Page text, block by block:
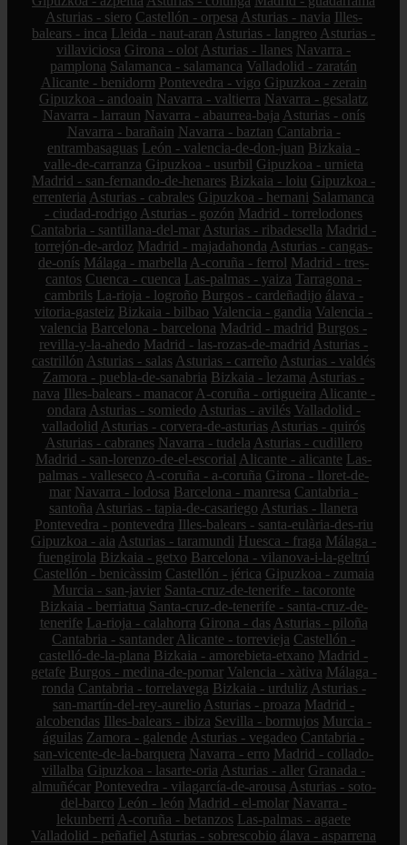
Asturias - siero Castellón - orpesa Asturias - navia Illes-
balears - inca Lleida - naut-aran Asturias - langreo Asturias -
villaviciosa Girona - olot Asturias - llanes Navarra -
pamplona Salamanca - salamanca Valladolid - zaratán
Alicante - benidorm Pontevedra - vigo Gipuzkoa - zerain
Gipuzkoa - andoain Navarra - valtierra Navarra - gesalatz
Navarra - larraun Navarra - abaurrea-baja Asturias - onís
Navarra - barañain Navarra - baztan Cantabria -
entrambasaguas León - valencia-de-don-juan Bizkaia -
valle-de-carranza Gipuzkoa - usurbil Gipuzkoa - urnieta
Madrid - san-fernando-de-henares Bizkaia - loiu Gipuzkoa -
errenteria Asturias - cabrales Gipuzkoa - hernani Salamanca
- ciudad-rodrigo Asturias - gozón Madrid - torrelodones
Cantabria - santillana-del-mar Asturias - ribadesella Madrid -
torrejón-de-ardoz Madrid - majadahonda Asturias - cangas-
de-onís Málaga - marbella A-coruña - ferrol Madrid - tres-
cantos Cuenca - cuenca Las-palmas - yaiza Tarragona -
cambrils La-rioja - logroño Burgos - cardeñadijo álava -
vitoria-gasteiz Bizkaia - bilbao Valencia - gandia Valencia -
valencia Barcelona - barcelona Madrid - madrid Burgos -
revilla-y-la-ahedo Madrid - las-rozas-de-madrid Asturias -
castrillón Asturias - salas Asturias - carreño Asturias - valdés
Zamora - puebla-de-sanabria Bizkaia - lezama Asturias -
nava Illes-balears - manacor A-coruña - ortigueira Alicante -
ondara Asturias - somiedo Asturias - avilés Valladolid -
valladolid Asturias - corvera-de-asturias Asturias - quirós
Asturias - cabranes Navarra - tudela Asturias - cudillero
Madrid - san-lorenzo-de-el-escorial Alicante - alicante Las-
palmas - valleseco A-coruña - a-coruña Girona - lloret-de-
mar Navarra - lodosa Barcelona - manresa Cantabria -
santoña Asturias - tapia-de-casariego Asturias - llanera
Pontevedra - pontevedra Illes-balears - santa-eulària-des-riu
Gipuzkoa - aia Asturias - taramundi Huesca - fraga Málaga -
fuengirola Bizkaia - getxo Barcelona - vilanova-i-la-geltrú
Castellón - benicàssim Castellón - jérica Gipuzkoa - zumaia
Murcia - san-javier Santa-cruz-de-tenerife - tacoronte
Bizkaia - berriatua Santa-cruz-de-tenerife - santa-cruz-de-
tenerife La-rioja - calahorra Girona - das Asturias - piloña
Cantabria - santander Alicante - torrevieja Castellón -
castelló-de-la-plana Bizkaia - amorebieta-etxano Madrid -
getafe Burgos - medina-de-pomar Valencia - xàtiva Málaga -
ronda Cantabria - torrelavega Bizkaia - urduliz Asturias -
san-martín-del-rey-aurelio Asturias - proaza Madrid -
alcobendas Illes-balears - ibiza Sevilla - bormujos Murcia -
águilas Zamora - galende Asturias - vegadeo Cantabria -
san-vicente-de-la-barquera Navarra - erro Madrid - collado-
villalba Gipuzkoa - lasarte-oria Asturias - aller Granada -
almuñécar Pontevedra - vilagarcía-de-arousa Asturias - soto-
del-barco León - león Madrid - el-molar Navarra -
lekunberri A-coruña - betanzos Las-palmas - agaete
Valladolid - peñafiel Asturias - sobrescobio álava - asparrena